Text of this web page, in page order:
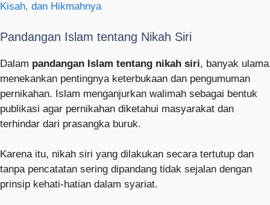
Kisah, dan Hikmahnya
Pandangan Islam tentang Nikah Siri
Dalam pandangan Islam tentang nikah siri, banyak ulama
menekankan pentingnya keterbukaan dan pengumuman
pernikahan. Islam menganjurkan walimah sebagai bentuk
publikasi agar pernikahan diketahui masyarakat dan
terhindar dari prasangka buruk.
Karena itu, nikah siri yang dilakukan secara tertutup dan
tanpa pencatatan sering dipandang tidak sejalan dengan
prinsip kehati-hatian dalam syariat.